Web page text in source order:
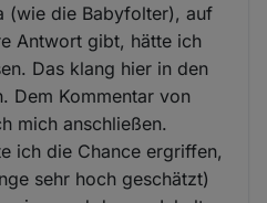
(wie die Babyfolter), auf
Antwort gibt, hätte ich
Das klang hier in den
Dem Kommentar von
mich anschließen.
ich die Chance ergriffen,
sehr hoch geschätzt)